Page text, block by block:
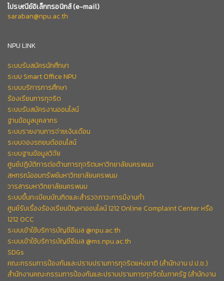
ไปรษณีย์อิเล็กทรอนิกส์(e-mail)
saraban@npu.ac.th
NPU LINK
ระบบรับสมัครนักศึกษา
ระบบ Smart Office NPU
ระบบบริการการศึกษา
ร้องเรียนการทุจริต
ระบบรับสมัครงานออนไลน์
ฐานข้อมูลบุคลากร
ระบบรายงานการจ่ายเงินเดือน
ระบบจองรถยนต์ออนไลน์
ระบบฐานข้อมูลวิจัย
ศูนย์ปฏิบัติการต่อต้านการทุจริตมหาวิทยาลัยนครพนม
สหกรณ์ออมทรัพย์มหาวิทยาลัยนครพนม
วารสารมหาวิทยาลัยนครพนม
ระบบขึ้นทะเบียนบัณฑิตและสำรวจภาวะการมีงานทำ
ศูนย์รับเรื่องร้องเรียนปัญหาออนไลน์ 1212 Online Complaint Center หรือ
1212 OCC
ระบบเข้าใช้บริการบัญชีอีเมล @npu.ac.th
ระบบเข้าใช้บริการบัญชีอีเมล @ms.npu.ac.th
SDGs
คณะกรรมการป้องกันและปราบปรามการทุจริตแห่งชาติ (สำนักงาน ป.ป.ช.)
สำนักงานคณะกรรมการป้องกันและปราบปรามการทุจริตในภาครัฐ (สำนักงาน